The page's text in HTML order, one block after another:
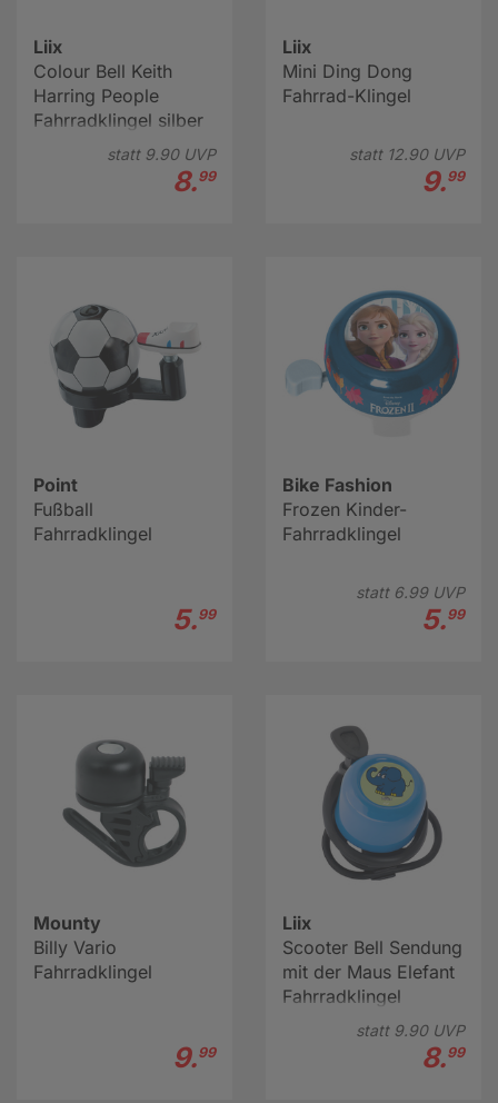
Liix
Colour Bell Keith
Harring People
Fahrradklingel silber
statt 9.90UVP
8.99
Liix
Mini Ding Dong
Fahrrad-Klingel
statt 12.90UVP
9.99
Point
Fußball
Fahrradklingel
5.99
Bike Fashion
Frozen Kinder-
Fahrradklingel
statt 6.99UVP
5.99
Mounty
Billy Vario
Fahrradklingel
9.99
Liix
Scooter Bell Sendung
mit der Maus Elefant
Fahrradklingel
statt 9.90UVP
8.99